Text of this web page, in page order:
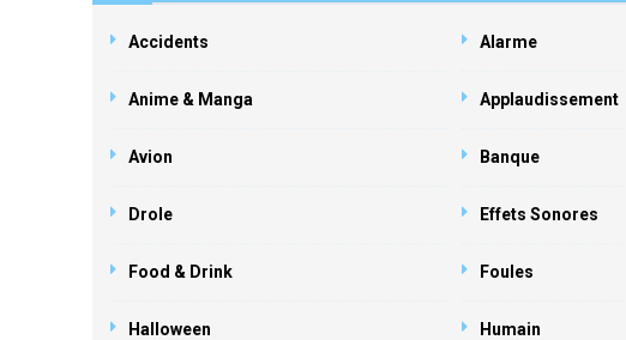
Accidents Alarme
Anime & Manga Applaudissement
Avion Banque
Drole Effets Sonores
Food & Drink Foules
Halloween Humain